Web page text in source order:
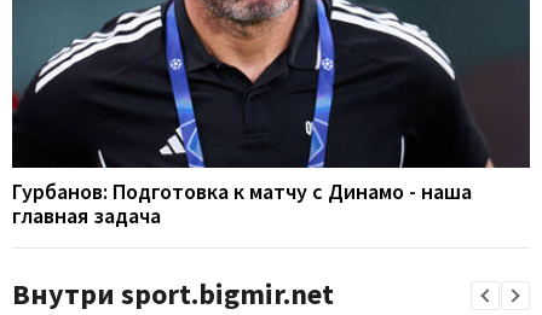
Гурбанов: Подготовка к матчу с Динамо - наша
главная задача
Внутри sport.bigmir.net